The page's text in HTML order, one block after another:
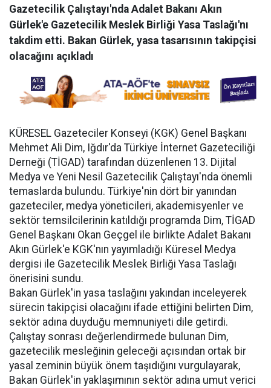
Gazetecilik Çalıştayı'nda Adalet Bakanı Akın
Gürlek'e Gazetecilik Meslek Birliği Yasa Taslağı'nı
takdim etti. Bakan Gürlek, yasa tasarısının takipçisi
olacağını açıkladı
KÜRESEL Gazeteciler Konseyi (KGK) Genel Başkanı
Mehmet Ali Dim, Iğdır'da Türkiye İnternet Gazeteciliği
Derneği (TİGAD) tarafından düzenlenen 13. Dijital
Medya ve Yeni Nesil Gazetecilik Çalıştayı'nda önemli
temaslarda bulundu. Türkiye'nin dört bir yanından
gazeteciler, medya yöneticileri, akademisyenler ve
sektör temsilcilerinin katıldığı programda Dim, TİGAD
Genel Başkanı Okan Geçgel ile birlikte Adalet Bakanı
Akın Gürlek'e KGK'nın yayımladığı Küresel Medya
dergisi ile Gazetecilik Meslek Birliği Yasa Taslağı
önerisini sundu.
Bakan Gürlek'in yasa taslağını yakından inceleyerek
sürecin takipçisi olacağını ifade ettiğini belirten Dim,
sektör adına duyduğu memnuniyeti dile getirdi.
Çalıştay sonrası değerlendirmede bulunan Dim,
gazetecilik mesleğinin geleceği açısından ortak bir
yasal zeminin büyük önem taşıdığını vurgulayarak,
Bakan Gürlek'in yaklaşımının sektör adına umut verici